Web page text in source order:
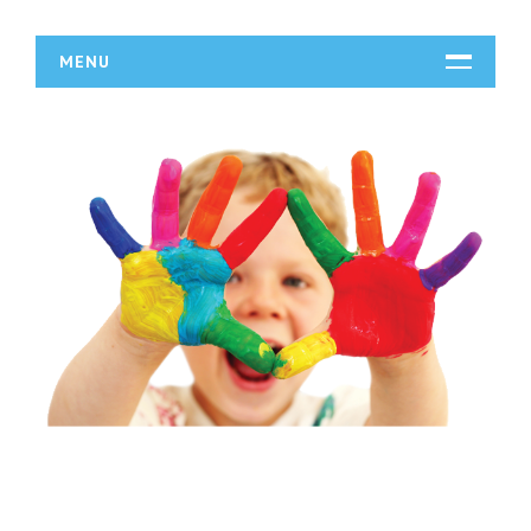
MENU
DZIAŁALNOŚĆ
Biura Rachunkowe
Doradztwo
Drukarnie
Handel
Hurtownie
Kredyty, Leasing
Oferty Pracy